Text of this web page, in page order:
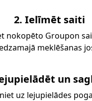
2. Ielīmēt saiti
nokopēto Groupon
meklēšanas
un
uz lejupielādes